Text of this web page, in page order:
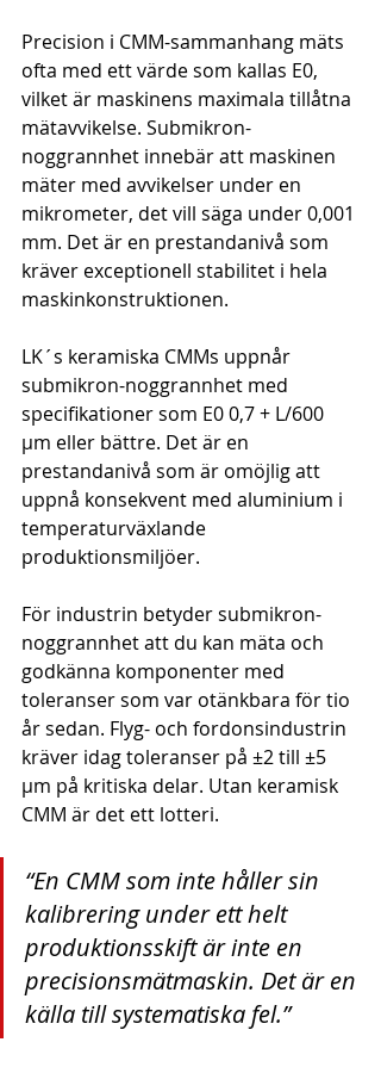
Precision i CMM-sammanhang mäts
ofta med ett värde som kallas E0,
vilket är maskinens maximala tillåtna
mätavvikelse. Submikron-
noggrannhet innebär att maskinen
mäter med avvikelser under en
mikrometer, det vill säga under 0,001
mm. Det är en prestandanivå som
kräver exceptionell stabilitet i hela
maskinkonstruktionen.
LK´s keramiska CMMs uppnår
submikron-noggrannhet med
specifikationer som E0 0,7 + L/600
μm eller bättre. Det är en
prestandanivå som är omöjlig att
uppnå konsekvent med aluminium i
temperaturväxlande
produktionsmiljöer.
För industrin betyder submikron-
noggrannhet att du kan mäta och
godkänna komponenter med
toleranser som var otänkbara för tio
år sedan. Flyg- och fordonsindustrin
kräver idag toleranser på ±2 till ±5
μm på kritiska delar. Utan keramisk
CMM är det ett lotteri.
“En CMM som inte håller sin
kalibrering under ett helt
produktionsskift är inte en
precisionsmätmaskin. Det är en
källa till systematiska fel.”